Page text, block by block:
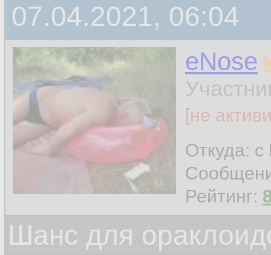
07.04.2021, 06:04
eNose
[не
Откуда: с
Рейтинг:
Шанс для